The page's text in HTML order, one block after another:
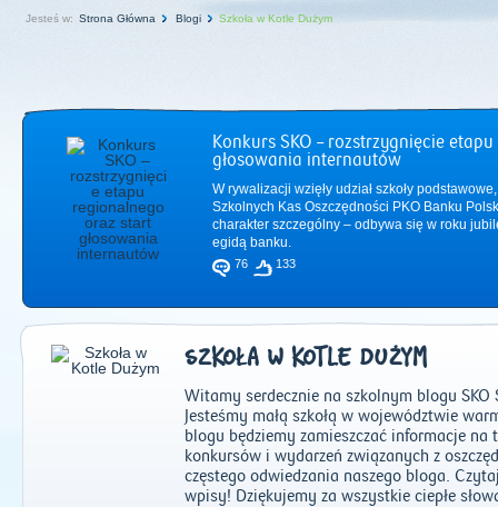
Jesteś w: Strona Główna Blogi Szkoła w Kotle Dużym
Konkurs SKO – rozstrzygnięcie
głosowania internautów
W rywalizacji wzięły udział szkoły
Szkolnych Kas Oszczędności PKO Banku
charakter szczególny – odbywa się w roku
egidą banku.
76 133
SZKOŁA W KOTLE DUŻYM
Witamy serdecznie na szkolnym blogu SKO
Jesteśmy małą szkołą w województwie
blogu będziemy zamieszczać informacje na
konkursów i wydarzeń związanych z
częstego odwiedzania naszego bloga.
wpisy! Dziękujemy za wszystkie ciepłe
2011| 2012|